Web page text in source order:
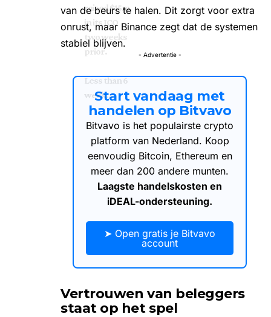
raised $15m
in its ICO
two weeks
prior.
Less than 6
week…
van de beurs te halen. Dit zorgt voor extra
onrust, maar Binance zegt dat de systemen
stabiel blijven.
- Advertentie -
Start vandaag met
handelen op Bitvavo
Bitvavo is het populairste crypto
platform van Nederland. Koop
eenvoudig Bitcoin, Ethereum en
meer dan 200 andere munten.
Laagste handelskosten en
iDEAL-ondersteuning.
➤ Open gratis je Bitvavo
account
Vertrouwen van beleggers
staat op het spel